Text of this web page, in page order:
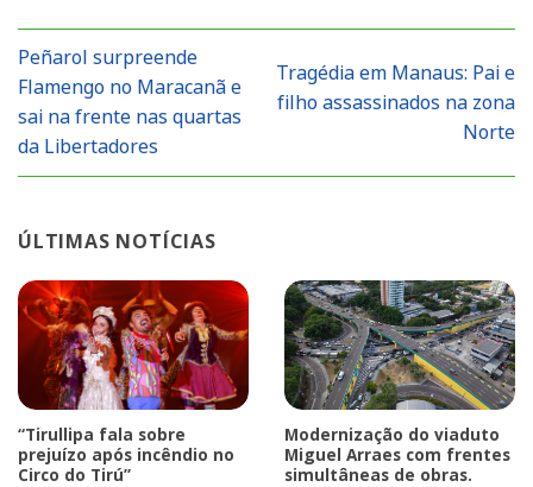
Peñarol surpreende
Flamengo no Maracanã e
sai na frente nas quartas
da Libertadores
Tragédia em Manaus: Pai e
filho assassinados na zona
Norte
ÚLTIMAS NOTÍCIAS
“Tirullipa fala sobre
prejuízo após incêndio no
Circo do Tirú”
Modernização do viaduto
Miguel Arraes com frentes
simultâneas de obras.